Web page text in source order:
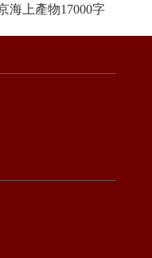
海上產物17000字